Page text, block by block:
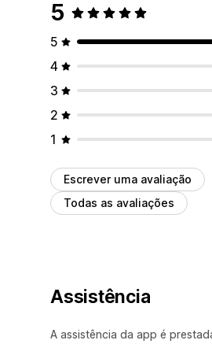
5
5
4
3
2
1
Escrever uma avaliação
Todas as avaliações
Assistência
A assistência da app é